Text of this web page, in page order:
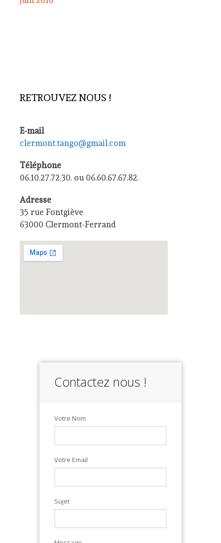
RETROUVEZ NOUS !
E-mail
clermont.tango@gmail.com
Téléphone
06.10.27.72.30. ou 06.60.67.67.82.
Adresse
35 rue Fontgiève
63000 Clermont-Ferrand
Contactez nous !
Votre Nom
Votre Email
Sujet